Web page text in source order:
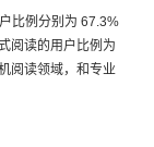
比例分别为 67.3%
阅读的用户比例为
阅读领域，和专业